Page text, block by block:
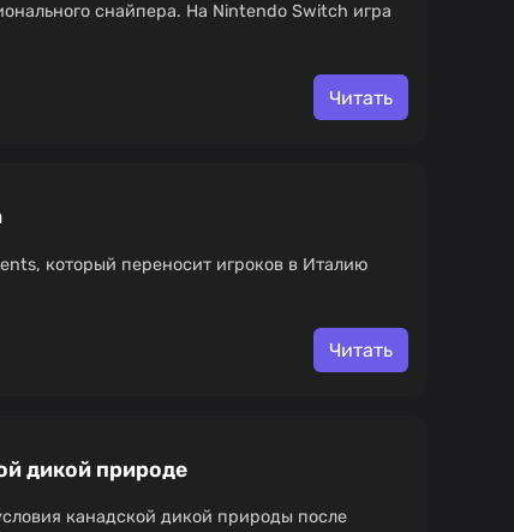
снайпера. На Nintendo Switch игра
Читать
который переносит игроков в Италию
Читать
дикой природе
канадской дикой природы после